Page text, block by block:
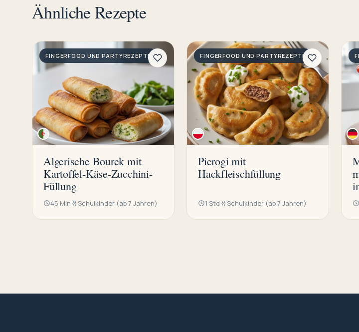
Ähnliche Rezepte
FINGERFOOD UND PARTYREZEPTE
Algerische Bourek mit
Kartoffel-Käse-Zucchini-
Füllung
45 Min Schulkinder (ab 7 Jahren)
FINGERFOOD UND PARTYREZEPTE
Pierogi mit
Hackfleischfüllung
1 Std Schulkinder (ab 7 Jahren)